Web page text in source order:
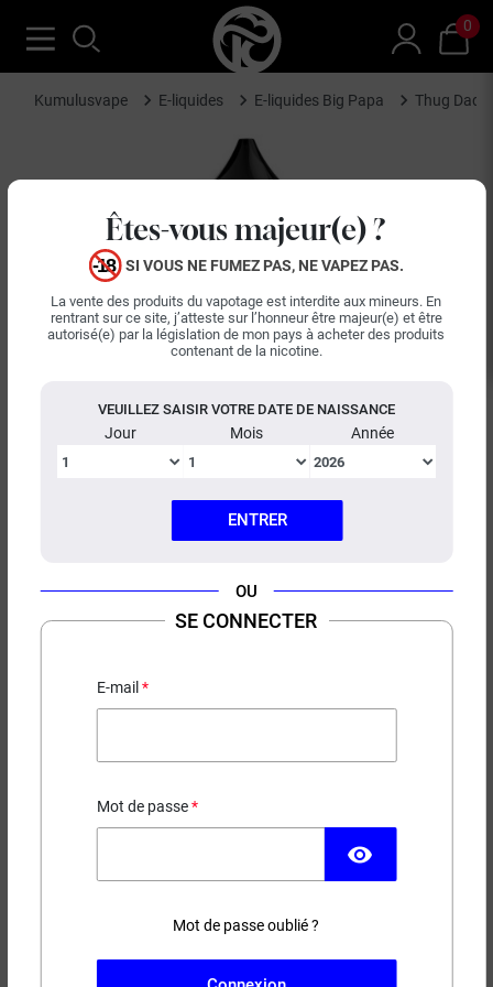
Êtes-vous majeur(e) ?
SI VOUS NE FUMEZ PAS, NE VAPEZ PAS.
La vente des produits du vapotage est interdite aux mineurs. En
rentrant sur ce site, j’atteste sur l’honneur être majeur(e) et être
autorisé(e) par la législation de mon pays à acheter des produits
contenant de la nicotine.
VEUILLEZ SAISIR VOTRE DATE DE NAISSANCE
Jour Mois Année
ENTRER
OU
SE CONNECTER
E-mail
Mot de passe
visibility
Mot de passe oublié ?
0
Kumulusvape E-liquides E-liquides Big Papa Thug
E-LIQUIDE THUG DADDY BIG
(23 avis)
Speculoos - Custard - Noix de pécan
19,90 €
EN STOCK
Contenance Taux de nicotine